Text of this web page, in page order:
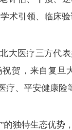
术引领、临床
医疗三方代表
贺，来自复
疗、平安健康险
独特生态优势